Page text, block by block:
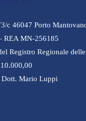
c 46047 Porto
REA MN-256185
Registro Regionale
Dott. Mario Luppi